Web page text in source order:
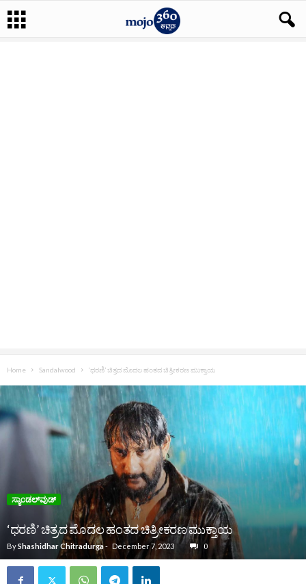
Home Sandalwood ‘ಧರಣಿ’ ಚಿತ್ರದ ಮೊದಲ ಹಂತದ ಚಿತ್ರೀಕರಣ ಮುಕ್ತಾಯ
ಸ್ಯಾಂಡಲ್‌ವುಡ್‌
‘ಧರಣಿ’ ಚಿತ್ರದ ಮೊದಲ ಹಂತದ ಚಿತ್ರೀಕರಣ ಮುಕ್ತಾಯ
ByShashidhar Chitradurga- December 7, 2023 0